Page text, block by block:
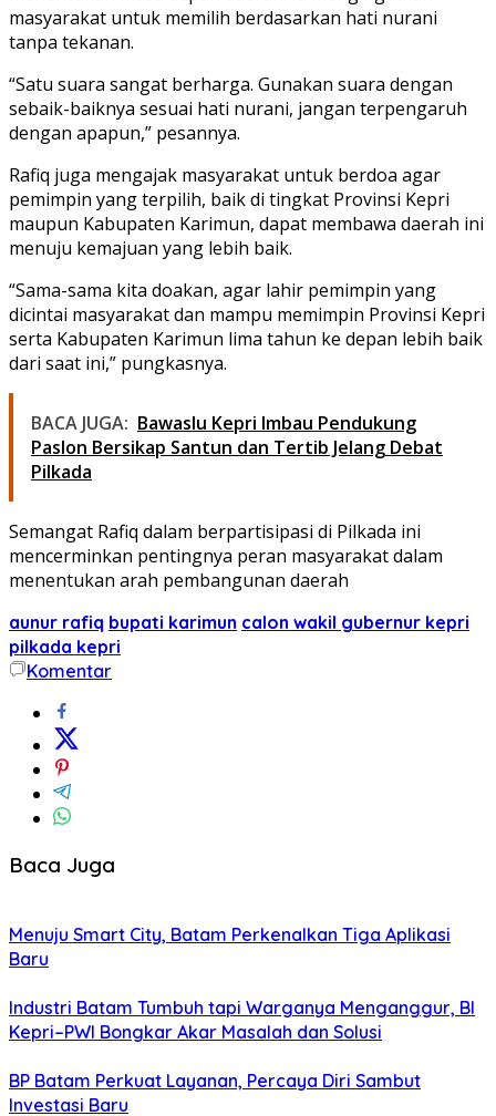
masyarakat untuk memilih berdasarkan hati nurani
tanpa tekanan.
“Satu suara sangat berharga. Gunakan suara dengan
sebaik-baiknya sesuai hati nurani, jangan terpengaruh
dengan apapun,” pesannya.
Rafiq juga mengajak masyarakat untuk berdoa agar
pemimpin yang terpilih, baik di tingkat Provinsi Kepri
maupun Kabupaten Karimun, dapat membawa daerah ini
menuju kemajuan yang lebih baik.
“Sama-sama kita doakan, agar lahir pemimpin yang
dicintai masyarakat dan mampu memimpin Provinsi Kepri
serta Kabupaten Karimun lima tahun ke depan lebih baik
dari saat ini,” pungkasnya.
BACA JUGA: Bawaslu Kepri Imbau Pendukung
Paslon Bersikap Santun dan Tertib Jelang Debat
Pilkada
Semangat Rafiq dalam berpartisipasi di Pilkada ini
mencerminkan pentingnya peran masyarakat dalam
menentukan arah pembangunan daerah
aunur rafiq bupati karimun calon wakil gubernur kepri
pilkada kepri
Komentar
Baca Juga
Menuju Smart City, Batam Perkenalkan Tiga Aplikasi
Baru
Industri Batam Tumbuh tapi Warganya Menganggur, BI
Kepri–PWI Bongkar Akar Masalah dan Solusi
BP Batam Perkuat Layanan, Percaya Diri Sambut
Investasi Baru